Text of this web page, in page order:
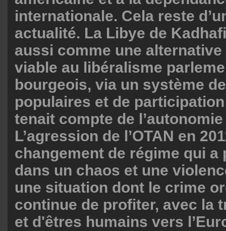
internationale. Cela reste
actualité. La Libye de
aussi comme une
viable au libéralisme
bourgeois, via un système
populaires et de
tenait compte de
L’agression de l’OTAN en
changement de régime qui a
dans un chaos et une
une situation dont le crime
continue de profiter, avec la
et d'êtres humains vers